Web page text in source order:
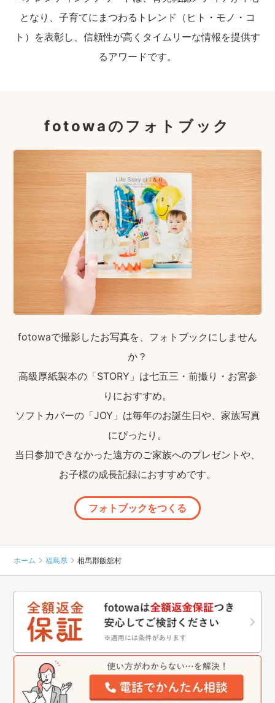
となり、子育てにまつわるトレンド（ヒト・モノ・コ
ト）を表彰し、信頼性が高くタイムリーな情報を提供す
るアワードです。
fotowaのフォトブック
fotowaで撮影したお写真を、フォトブックにしません
か？
高級厚紙製本の「STORY」は七五三・前撮り・お宮参
りにおすすめ。
ソフトカバーの「JOY」は毎年のお誕生日や、家族写真
にぴったり。
当日参加できなかった遠方のご家族へのプレゼントや、
お子様の成長記録におすすめです。
フォトブックをつくる
ホーム 福島県 相馬郡飯舘村